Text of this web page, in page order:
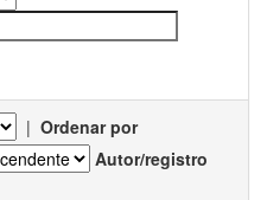
| Ordenar por
Autor/registro